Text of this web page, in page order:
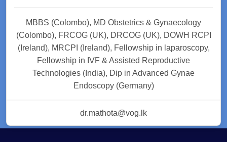
MBBS (Colombo), MD Obstetrics & Gynaecology
(Colombo), FRCOG (UK), DRCOG (UK), DOWH RCPI
(Ireland), MRCPI (Ireland), Fellowship in laparoscopy,
Fellowship in IVF & Assisted Reproductive
Technologies (India), Dip in Advanced Gynae
Endoscopy (Germany)
dr.mathota@vog.lk